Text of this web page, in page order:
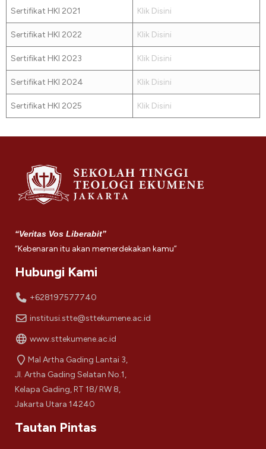
Sertifikat HKI 2021 Klik Disini
Sertifikat HKI 2022 Klik Disini
Sertifikat HKI 2023 Klik Disini
Sertifikat HKI 2024 Klik Disini
Sertifikat HKI 2025 Klik Disini
“Veritas Vos Liberabit”
“Kebenaran itu akan memerdekakan kamu”
Hubungi Kami
+628197577740
institusi.stte@sttekumene.ac.id
www.sttekumene.ac.id
Mal Artha Gading Lantai 3,
Jl. Artha Gading Selatan No.1,
Kelapa Gading, RT 18/ RW 8,
Jakarta Utara 14240
Tautan Pintas